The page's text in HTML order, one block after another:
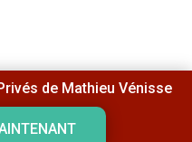
de Mathieu Vénisse